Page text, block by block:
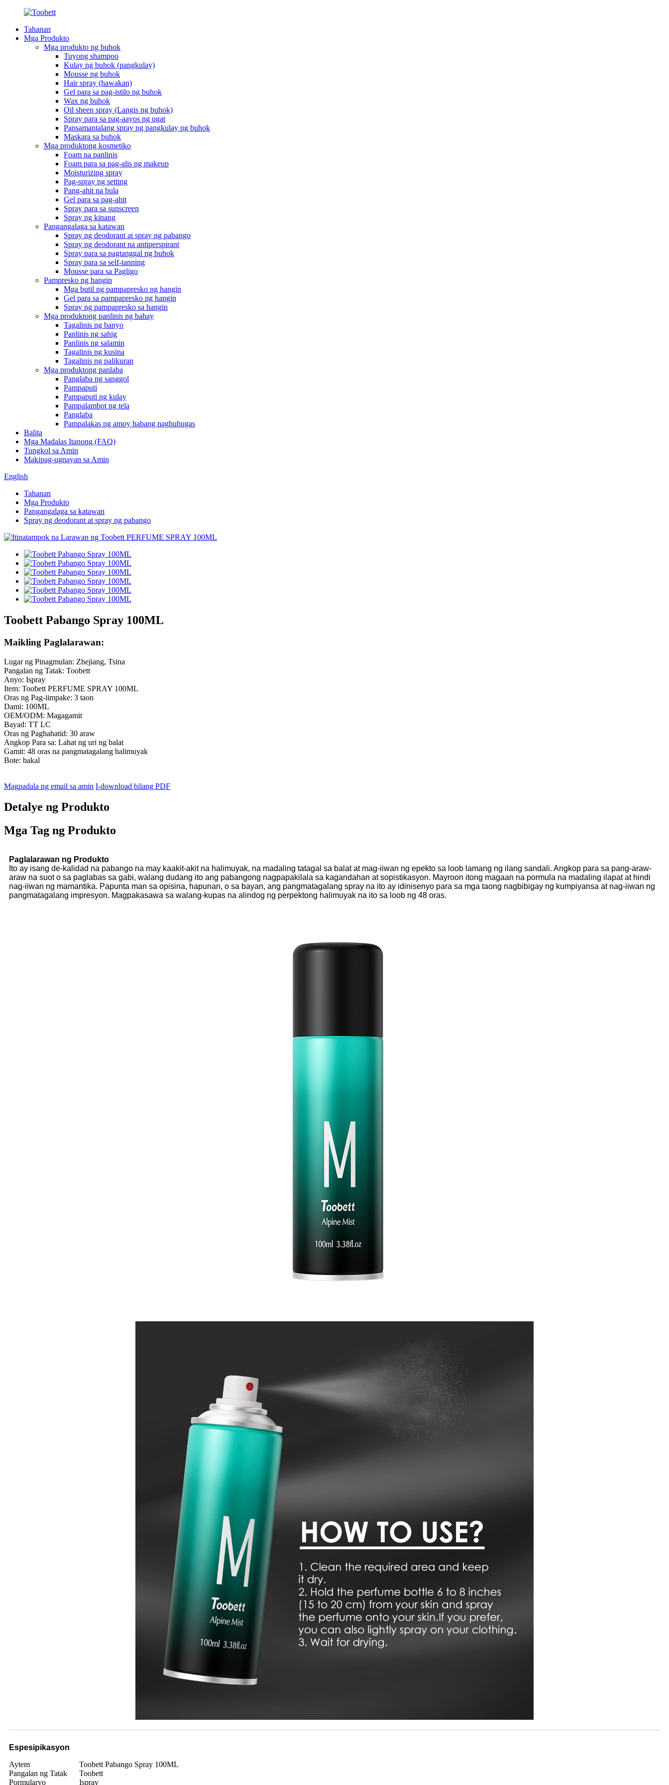
Tahanan
Mga Produkto
Mga produkto ng buhok
Tuyong shampoo
Kulay ng buhok (pangkulay)
Mousse ng buhok
Hair spray (hawakan)
Gel para sa pag-istilo ng buhok
Wax ng buhok
Oil sheen spray (Langis ng buhok)
Spray para sa pag-aayos ng ugat
Pansamantalang spray ng pangkulay ng buhok
Maskara sa buhok
Mga produktong kosmetiko
Foam na panlinis
Foam para sa pag-alis ng makeup
Moisturizing spray
Pag-spray ng setting
Pang-ahit na bula
Gel para sa pag-ahit
Spray para sa sunscreen
Spray ng kinang
Pangangalaga sa katawan
Spray ng deodorant at spray ng pabango
Spray ng deodorant na antiperspirant
Spray para sa pagtanggal ng buhok
Spray para sa self-tanning
Mousse para sa Pagligo
Pampresko ng hangin
Mga butil ng pampapresko ng hangin
Gel para sa pampapresko ng hangin
Spray ng pampapresko sa hangin
Mga produktong panlinis ng bahay
Tagalinis ng banyo
Panlinis ng sahig
Panlinis ng salamin
Tagalinis ng kusina
Tagalinis ng palikuran
Mga produktong panlaba
Panglaba ng sanggol
Pampaputi
Pampaputi ng kulay
Pampalambot ng tela
Panglaba
Pampalakas ng amoy habang naghuhugas
Balita
Mga Madalas Itanong (FAQ)
Tungkol sa Amin
Makipag-ugnayan sa Amin
English
Tahanan
Mga Produkto
Pangangalaga sa katawan
Spray ng deodorant at spray ng pabango
Toobett Pabango Spray 100ML
Maikling Paglalarawan:
Lugar ng Pinagmulan: Zhejiang, Tsina
Pangalan ng Tatak: Toobett
Anyo: Ispray
Item: Toobett PERFUME SPRAY 100ML
Oras ng Pag-iimpake: 3 taon
Dami: 100ML
OEM/ODM: Magagamit
Bayad: TT LC
Oras ng Paghahatid: 30 araw
Angkop Para sa: Lahat ng uri ng balat
Gamit: 48 oras na pangmatagalang halimuyak
Bote: bakal
Magpadala ng email sa amin I-download bilang PDF
Detalye ng Produkto
Mga Tag ng Produkto
Paglalarawan ng Produkto
Ito ay isang de-kalidad na pabango na may kaakit-akit na halimuyak, na madaling tatagal sa balat at mag-iiwan ng epekto sa loob lamang ng ilang sandali. Angkop para sa pang-araw-
araw na suot o sa paglabas sa gabi, walang dudang ito ang pabangong nagpapakilala sa kagandahan at sopistikasyon. Mayroon itong magaan na pormula na madaling ilapat at hindi
nag-iiwan ng mamantika. Papunta man sa opisina, hapunan, o sa bayan, ang pangmatagalang spray na ito ay idinisenyo para sa mga taong nagbibigay ng kumpiyansa at nag-iiwan ng
pangmatagalang impresyon. Magpakasawa sa walang-kupas na alindog ng perpektong halimuyak na ito sa loob ng 48 oras.
Espesipikasyon
Aytem
Toobett Pabango Spray 100ML
Pangalan ng Tatak
Toobett
Pormularyo
Ispray